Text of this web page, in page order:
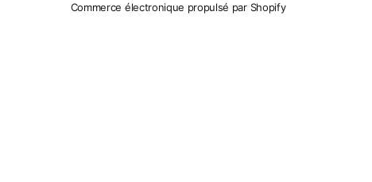
Commerce électronique propulsé par Shopify